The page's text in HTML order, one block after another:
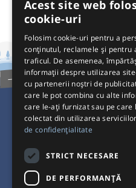
Pentru
Pentru
Acest site web
cookie-uri
Folosim cookie-uri pentru a
conținutul, reclamele și pentru
traficul. De asemenea,
informații despre utilizarea
cu partenerii noștri de
care le pot combina cu alte
care le-ați furnizat sau pe care
colectat din utilizarea
de confidențialitate
STRICT NECESARE
DE PERFORMANȚĂ